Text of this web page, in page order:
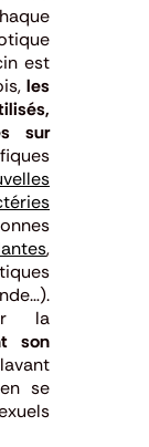
est
les
sur
,
la
son
se